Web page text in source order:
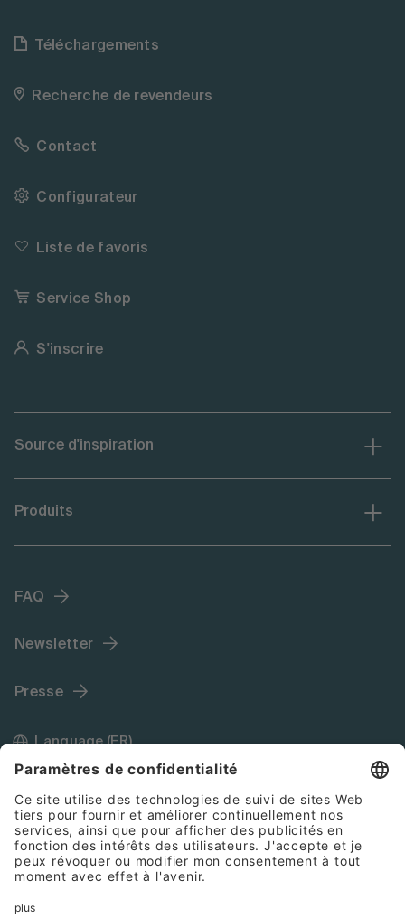
Téléchargements
Recherche de revendeurs
Contact
Configurateur
Liste de favoris
Service Shop
S'inscrire
Source d'inspiration
Produits
FAQ
Newsletter
Presse
Language (FR)
Mentions légales